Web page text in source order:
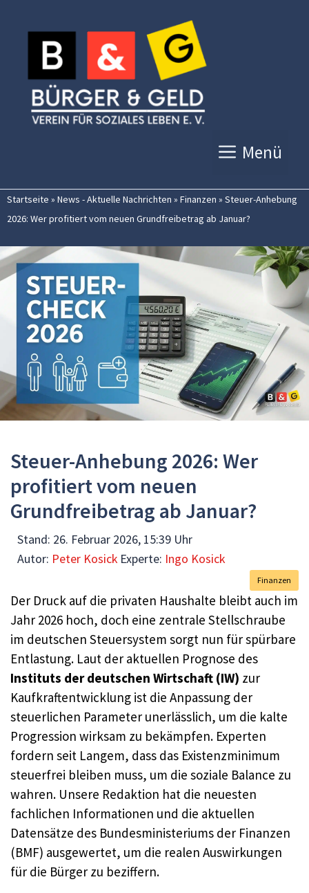
Inhalt
springen
Menü
Startseite » News - Aktuelle Nachrichten » Finanzen » Steuer-Anhebung
2026: Wer profitiert vom neuen Grundfreibetrag ab Januar?
Steuer-Anhebung 2026: Wer
profitiert vom neuen
Grundfreibetrag ab Januar?
Stand: 26. Februar 2026, 15:39 Uhr
Autor: Peter Kosick Experte: Ingo Kosick
Finanzen
Der Druck auf die privaten Haushalte bleibt auch im
Jahr 2026 hoch, doch eine zentrale Stellschraube
im deutschen Steuersystem sorgt nun für spürbare
Entlastung. Laut der aktuellen Prognose des
Instituts der deutschen Wirtschaft (IW) zur
Kaufkraftentwicklung ist die Anpassung der
steuerlichen Parameter unerlässlich, um die kalte
Progression wirksam zu bekämpfen. Experten
fordern seit Langem, dass das Existenzminimum
steuerfrei bleiben muss, um die soziale Balance zu
wahren. Unsere Redaktion hat die neuesten
fachlichen Informationen und die aktuellen
Datensätze des Bundesministeriums der Finanzen
(BMF) ausgewertet, um die realen Auswirkungen
für die Bürger zu beziffern.